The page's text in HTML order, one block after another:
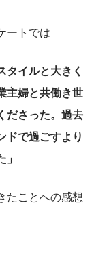
ートでは
タイルと大きく
主婦と共働き世
ださった。過去
ドで過ごすより
たことへの感想